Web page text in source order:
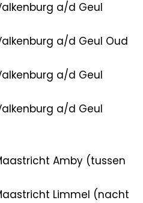
a/d Geul
a/d Geul Oud
a/d Geul
a/d Geul
Amby (tussen
Limmel (nacht